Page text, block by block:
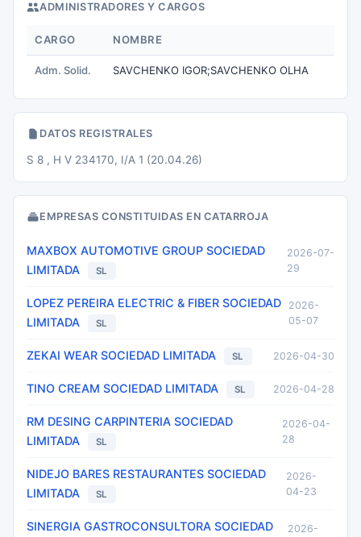
ADMINISTRADORES Y CARGOS
CARGO NOMBRE
Adm. Solid. SAVCHENKO IGOR;SAVCHENKO OLHA
DATOS REGISTRALES
S 8 , H V 234170, I/A 1 (20.04.26)
EMPRESAS CONSTITUIDAS EN CATARROJA
MAXBOX AUTOMOTIVE GROUP SOCIEDAD
LIMITADA
SL
2026-07-
29
LOPEZ PEREIRA ELECTRIC & FIBER SOCIEDAD
LIMITADA
SL
2026-
05-07
ZEKAI WEAR SOCIEDAD LIMITADA SL 2026-04-30
TINO CREAM SOCIEDAD LIMITADA SL 2026-04-28
RM DESING CARPINTERIA SOCIEDAD
LIMITADA
SL
2026-04-
28
NIDEJO BARES RESTAURANTES SOCIEDAD
LIMITADA
SL
2026-
04-23
SINERGIA GASTROCONSULTORA SOCIEDAD
2026-